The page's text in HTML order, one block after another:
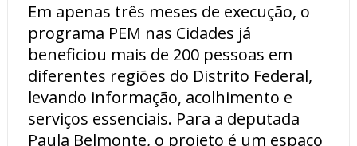
Em apenas três meses de execução, o
programa PEM nas Cidades já
beneficiou mais de 200 pessoas em
diferentes regiões do Distrito Federal,
levando informação, acolhimento e
serviços essenciais. Para a deputada
Paula Belmonte, o projeto é um espaço